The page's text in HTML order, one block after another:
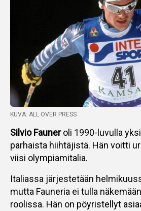
KUVA: ALL OVER PRESS
Silvio Fauneroli 1990-luvulla
parhaista hiihtäjistä. Hän voitti
viisi olympiamitalia.
Italiassa järjestetään
mutta Fauneria ei tulla
roolissa. Hän on pöyristellyt